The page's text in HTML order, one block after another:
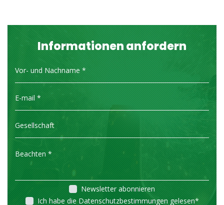
Informationen anfordern
Newsletter abonnieren
Ich habe die Datenschutzbestimmungen gelesen*